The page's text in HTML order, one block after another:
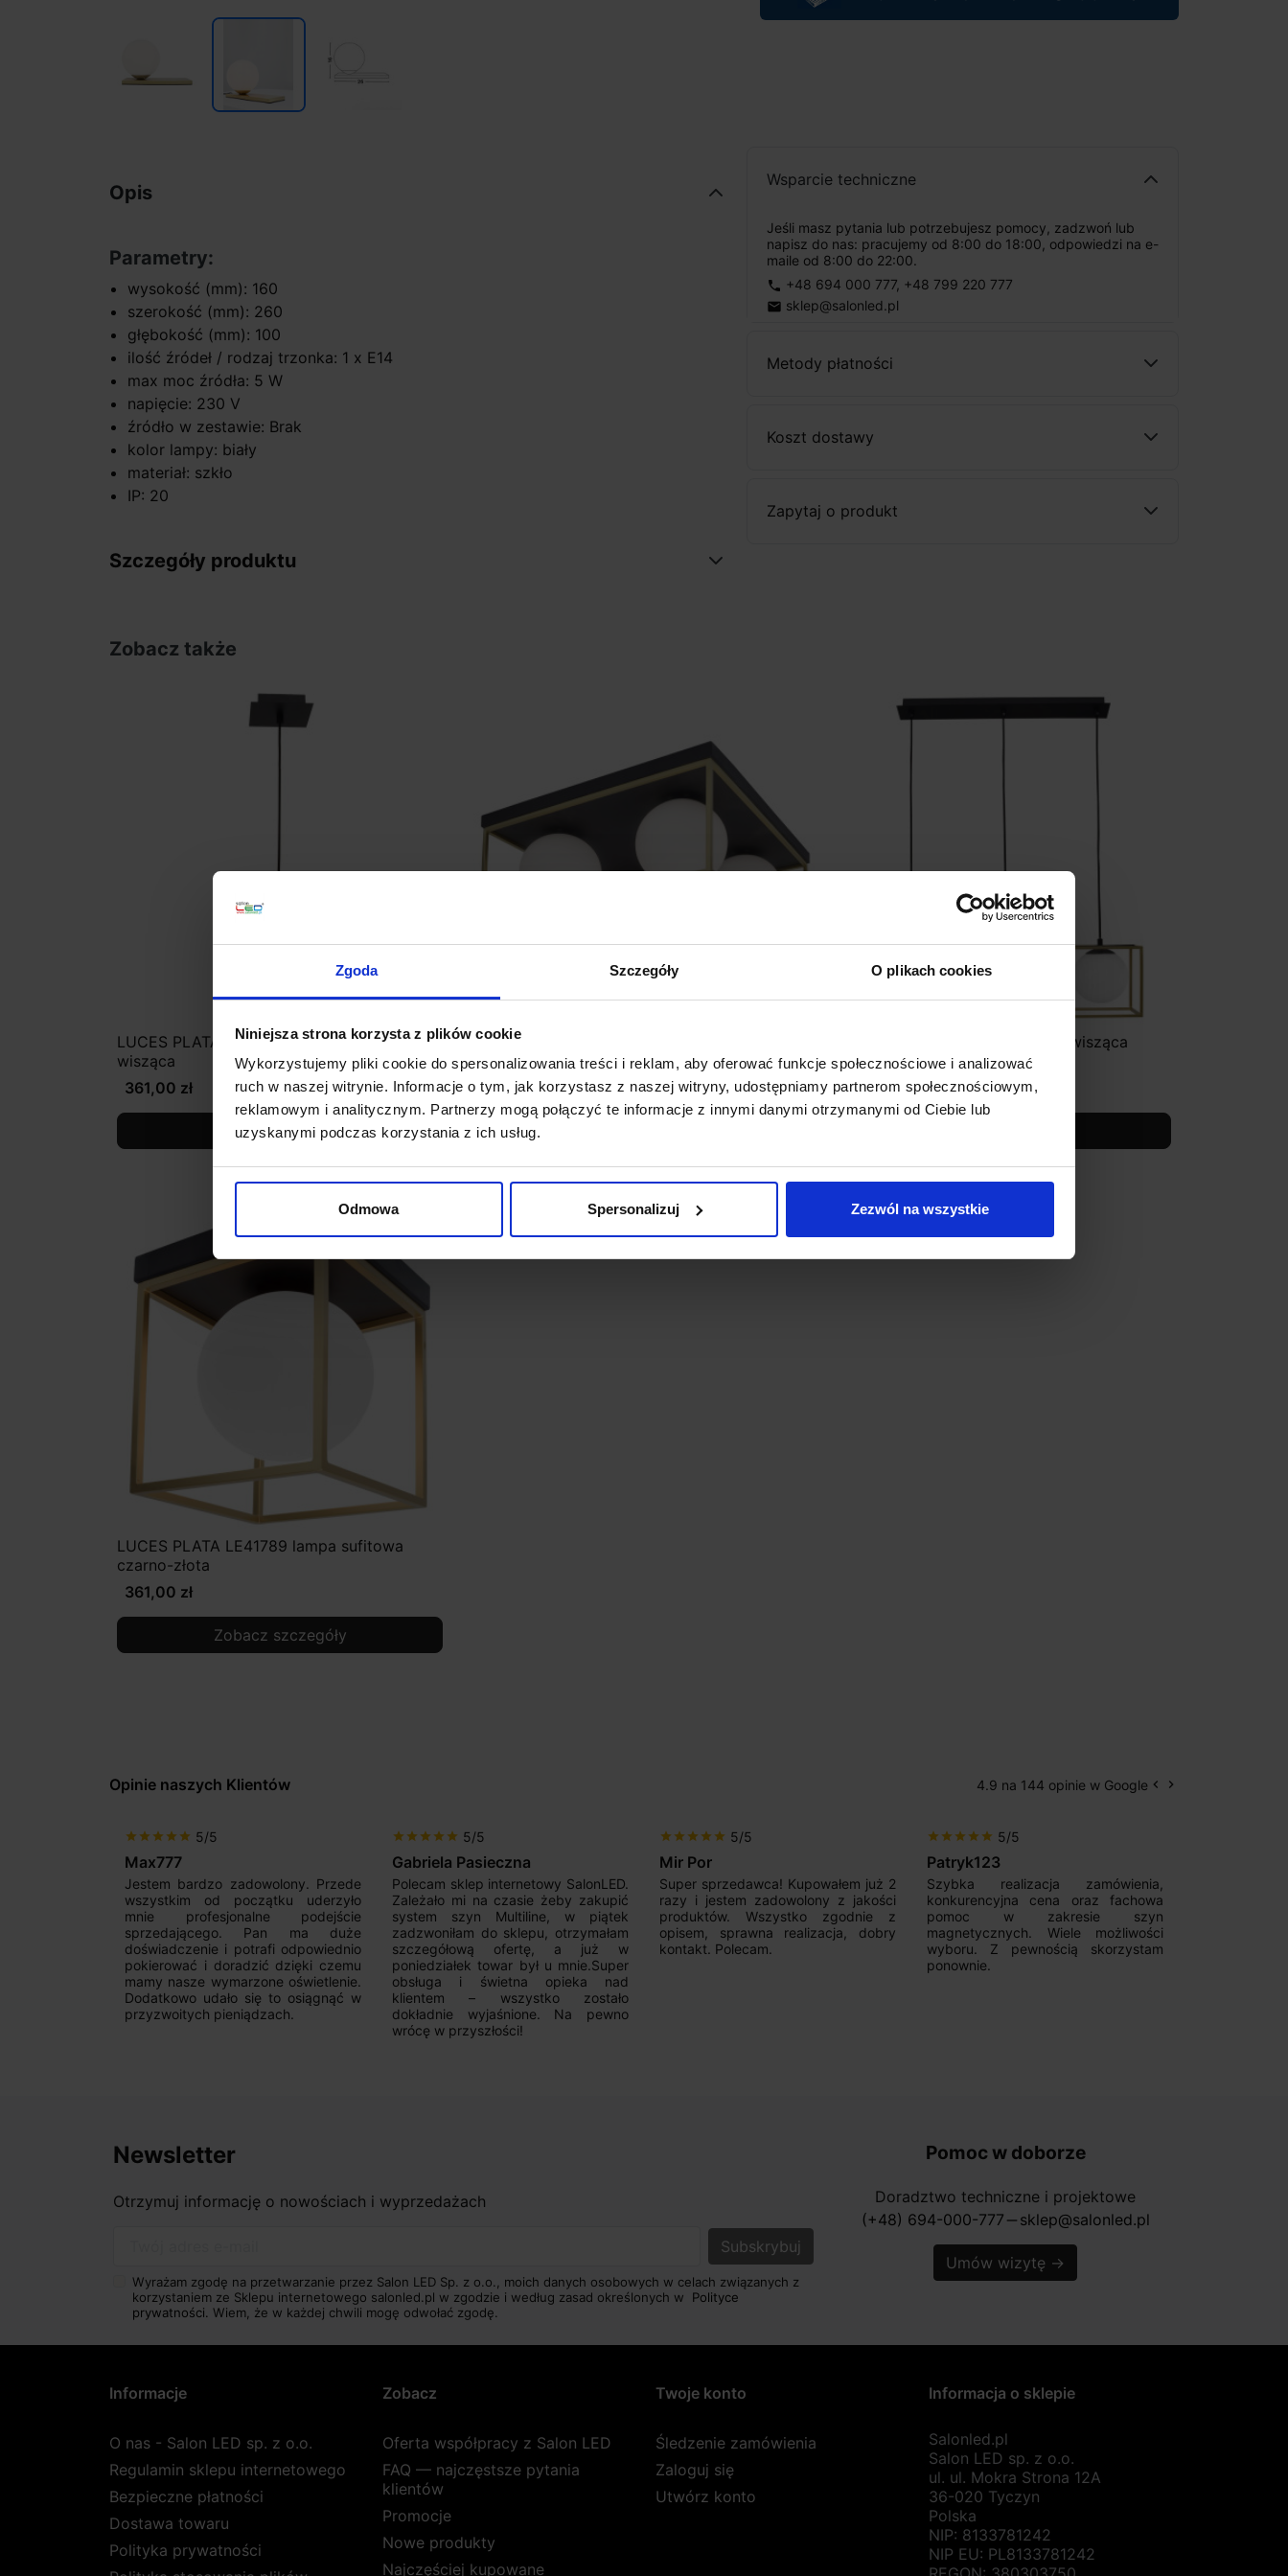
Zgoda Szczegóły O plikach cookies
Niniejsza strona korzysta z plików cookie
Wykorzystujemy pliki cookie do spersonalizowania treści i reklam, aby oferować funkcje społecznościowe i analizować
ruch w naszej witrynie. Informacje o tym, jak korzystasz z naszej witryny, udostępniamy partnerom społecznościowym,
reklamowym i analitycznym. Partnerzy mogą połączyć te informacje z innymi danymi otrzymanymi od Ciebie lub
uzyskanymi podczas korzystania z ich usług.
Odmowa Spersonalizuj Zezwól na wszystkie
Wsparcie techniczne
Jeśli masz pytania lub potrzebujesz pomocy, zadzwoń lub
napisz do nas: pracujemy od 8:00 do 18:00, odpowiedzi na e-
maile od 8:00 do 22:00.
phone +48 694 000 777, +48 799 220 777
email sklep@salonled.pl
Metody płatności
Koszt dostawy
Zapytaj o produkt
Opis
Parametry:
wysokość (mm): 160
szerokość (mm): 260
głębokość (mm): 100
ilość źródeł / rodzaj trzonka: 1 x E14
max moc źródła: 5 W
napięcie: 230 V
źródło w zestawie: Brak
kolor lampy: biały
materiał: szkło
IP: 20
Szczegóły produktu
Zobacz także
LUCES PLATA LE41786 złoto-czarna lampa
wisząca
361,00 zł
Zobacz szczegóły
LUCES PLATA LE41787 lampa sufitowa
czarno-złota
1 258,00 zł
LUCES PLATA LE41788 lampa wisząca
3xE14
925,00 zł
LUCES PLATA LE41789 lampa sufitowa
czarno-złota
361,00 zł
Zobacz szczegóły
Opinie naszych Klientów 4.9 na 144 opinie w Google Poprzedni
keyboard_arrow_left Następny
keyboard_arrow_right
star star star star star 5/5
Max777
Jestem bardzo zadowolony. Przede
wszystkim od początku uderzyło
mnie profesjonalne podejście
sprzedającego. Pan ma duże
doświadczenie i potrafi odpowiednio
pokierować i doradzić dzięki czemu
mamy nasze wymarzone oświetlenie.
Dodatkowo udało się to osiągnąć w
przyzwoitych pieniądzach.
star star star star star 5/5
Gabriela Pasieczna
Polecam sklep internetowy SalonLED.
Zależało mi na czasie żeby zakupić
system szyn Multiline, w piątek
zadzwoniłam do sklepu, otrzymałam
szczegółową ofertę, a już w
poniedziałek towar był u mnie.Super
obsługa i świetna opieka nad
klientem – wszystko zostało
dokładnie wyjaśnione. Na pewno
wrócę w przyszłości!
star star star star star 5/5
Mir Por
Super sprzedawca! Kupowałem już 2
razy i jestem zadowolony z jakości
produktów. Wszystko zgodnie z
opisem, sprawna realizacja, dobry
kontakt. Polecam.
star star star star star 5/5
Patryk123
Szybka realizacja zamówienia,
konkurencyjna cena oraz fachowa
pomoc w zakresie szyn
magnetycznych. Wiele możliwości
wyboru. Z pewnością skorzystam
ponownie.
Newsletter
Otrzymuj informację o nowościach i wyprzedażach
Wyrażam zgodę na przetwarzanie przez Salon LED Sp. z o.o., moich danych osobowych w celach związanych z
korzystaniem ze Sklepu internetowego salonled.pl w zgodzie i według zasad określonych w Polityce
prywatności. Wiem, że w każdej chwili mogę odwołać zgodę.
Pomoc w doborze
Doradztwo techniczne i projektowe
(+48) 694-000-777 horizontal_rule sklep@salonled.pl
Umów wizytę →
Informacje
O nas - Salon LED sp. z o.o.
Regulamin sklepu internetowego
Bezpieczne płatności
Dostawa towaru
Polityka prywatności
Zobacz
Oferta współpracy z Salon LED
FAQ — najczęstsze pytania
klientów
Promocje
Nowe produkty
Najczęściej kupowane
Twoje konto
Śledzenie zamówienia
Zaloguj się
Utwórz konto
Informacja o sklepie
Salonled.pl
Salon LED sp. z o.o.
ul. ul. Mokra Strona 12A
36-020 Tyczyn
Polska
NIP: 8133781242
NIP EU: PL8133781242